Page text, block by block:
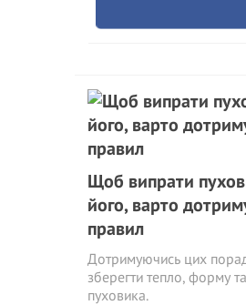
Щоб випрати
його, варто
правил
Дотримуючись цих
зберегти тепло, форму
пуховика.